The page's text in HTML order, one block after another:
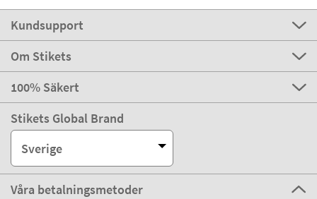
Kundsupport
Om Stikets
100% Säkert
Stikets Global Brand
Sverige
Våra betalningsmetoder